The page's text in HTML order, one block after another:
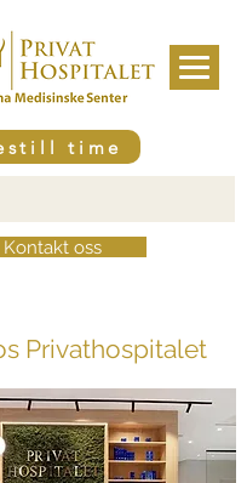
time
Kontakt oss
Privathospitalet